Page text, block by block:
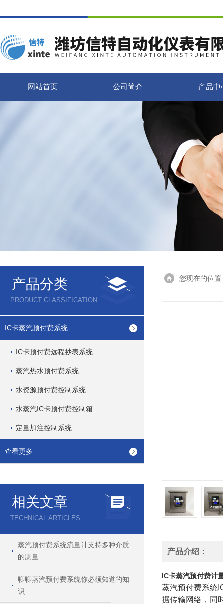
网站首页 公司简介 产品中
产品分类
PRODUCT CLASSIFICATION
IC卡蒸汽预付费系统
IC卡预付费远程抄表系统
蒸汽热水预付费系统
水资源预付费控制系统
水蒸汽IC卡预付费控制箱
定量加注控制系统
查看更多
相关文章
TECHNICAL ARTICLES
蒸汽预付费系统流量计支持多种介质
的测量
聊聊蒸汽预付费系统你必须知道的知
识
您现在的位置
产品介绍：
IC卡蒸汽预付费计
蒸汽预付费系统
据传输网络，同